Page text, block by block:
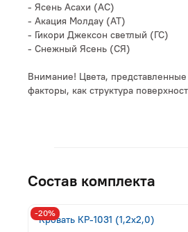
- Ясень Асахи (АС)
- Акация Молдау (АТ)
- Гикори Джексон светлый (ГС)
- Снежный Ясень (СЯ)
Внимание! Цвета,
факторы, как структура
Состав комплекта
Кровать КР-1031 (1,2x2,0)
-20%